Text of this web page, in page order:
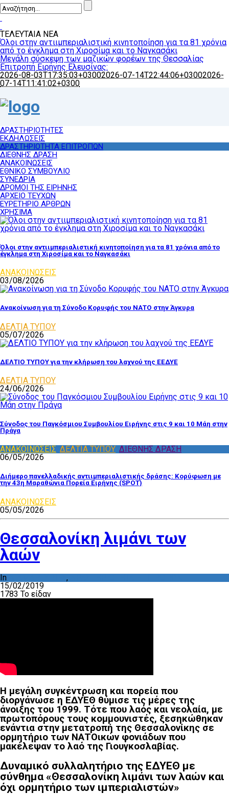
ΤΕΛΕΥΤΑΙΑ ΝΕΑ
Όλοι στην αντιιμπεριαλιστική κινητοποίηση για τα 81 χρόνια
από το έγκλημα στη Χιροσίμα και το Ναγκασάκι
Μεγάλη σύσκεψη των μαζικών φορέων της Θεσσαλίας
Επιτροπή Ειρήνης Ελευσίνας:
2026-08-03T17:35:03+03002026-07-14T22:44:06+03002026-
07-14T11:41:02+0300
ΔΡΑΣΤΗΡΙΟΤΗΤΕΣ
ΕΚΔΗΛΩΣΕΙΣ
ΔΡΑΣΤΗΡΙΟΤΗΤΑ ΕΠΙΤΡΟΠΩΝ
ΔΙΕΘΝΗΣ ΔΡΑΣΗ
ΑΝΑΚΟΙΝΩΣΕΙΣ
ΕΘΝΙΚΟ ΣΥΜΒΟΥΛΙΟ
ΣΥΝΕΔΡΙΑ
ΔΡΟΜΟΙ ΤΗΣ ΕΙΡΗΝΗΣ
ΑΡΧΕΙΟ ΤΕΥΧΩΝ
ΕΥΡΕΤΗΡΙΟ ΑΡΘΡΩΝ
ΧΡΗΣΙΜΑ
Όλοι στην αντιιμπεριαλιστική κινητοποίηση για τα 81 χρόνια από το
έγκλημα στη Χιροσίμα και το Ναγκασάκι
ΑΝΑΚΟΙΝΩΣΕΙΣ
03/08/2026
Ανακοίνωση για τη Σύνοδο Κορυφής του ΝΑΤΟ στην Άγκυρα
ΔΕΛΤΙΑ ΤΥΠΟΥ
05/07/2026
ΔΕΛΤΙΟ ΤΥΠΟΥ για την κλήρωση του λαχνού της ΕΕΔΥΕ
ΔΕΛΤΙΑ ΤΥΠΟΥ
24/06/2026
Σύνοδος του Παγκόσμιου Συμβουλίου Ειρήνης στις 9 και 10 Μάη στην
Πράγα
ΑΝΑΚΟΙΝΩΣΕΙΣ ΔΕΛΤΙΑ ΤΥΠΟΥ ΔΙΕΘΝΗΣ ΔΡΑΣΗ
06/05/2026
Διήμερο πανελλαδικής αντιιμπεριαλιστικής δράσης: Κορύφωση με
την 43η Μαραθώνια Πορεία Ειρήνης (SPOT)
ΑΝΑΚΟΙΝΩΣΕΙΣ
05/05/2026
Θεσσαλονίκη λιμάνι των
λαών
In ,
15/02/2019
1783 Το είδαν
Η μεγάλη συγκέντρωση και πορεία που
διοργάνωσε η ΕΔΥΕΘ θύμισε τις μέρες της
άνοιξης του 1999. Τότε που λαός και νεολαία, με
πρωτοπόρους τους κομμουνιστές, ξεσηκώθηκαν
ενάντια στην μετατροπή της Θεσσαλονίκης σε
ορμητήριο των ΝΑΤΟικών φονιάδων που
μακέλεψαν το λαό της Γιουγκοσλαβίας.
Δυναμικό συλλαλητήριο της ΕΔΥΕΘ με
σύνθημα «Θεσσαλονίκη λιμάνι των λαών και
όχι ορμητήριο των ιμπεριαλιστών»